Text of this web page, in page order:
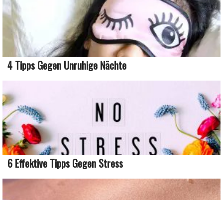
4 Tipps Gegen Unruhige Nächte
6 Effektive Tipps Gegen Stress